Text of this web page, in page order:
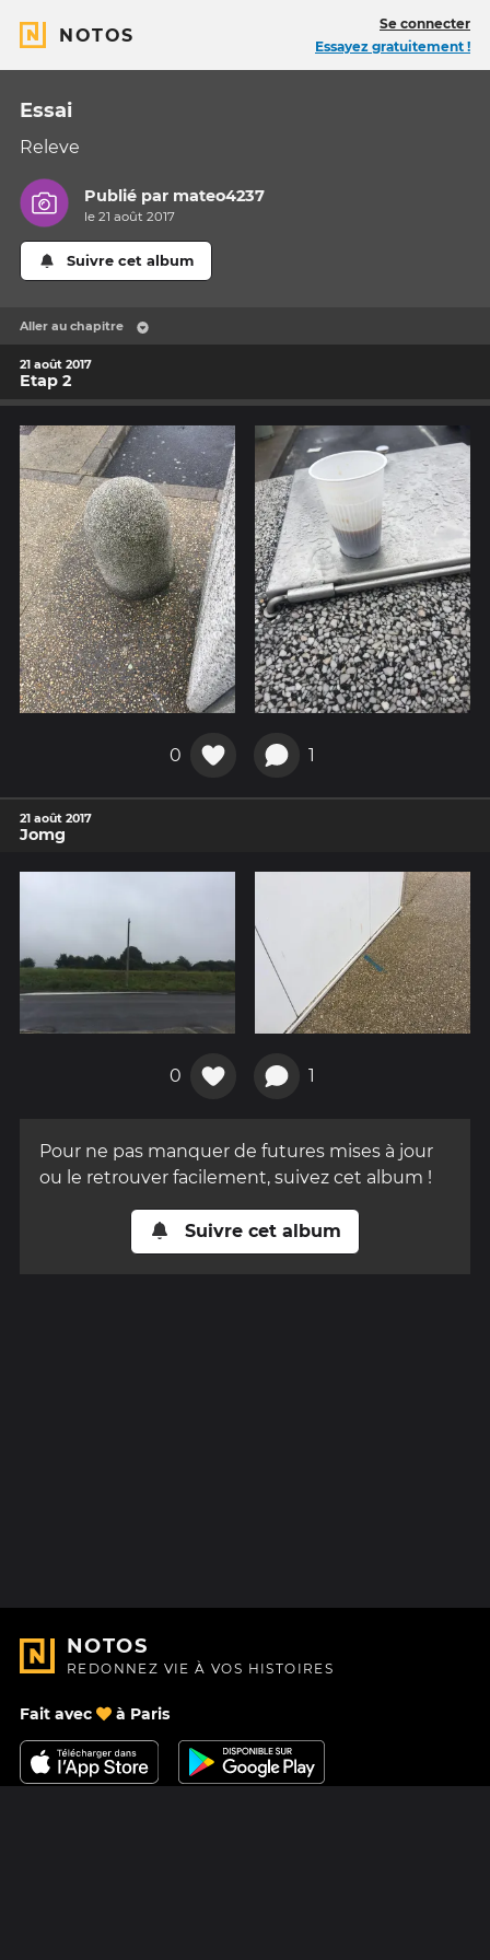
NOTOS
Se connecter
Essayez gratuitement !
Essai
Releve
Publié par mateo4237
le 21 août 2017
Suivre cet album
Aller au chapitre
21 août 2017
Etap 2
0 1
21 août 2017
Jomg
0 1
Pour ne pas manquer de futures mises à jour
ou le retrouver facilement, suivez cet album !
Suivre cet album
NOTOS
REDONNEZ VIE À VOS HISTOIRES
Fait avec à Paris